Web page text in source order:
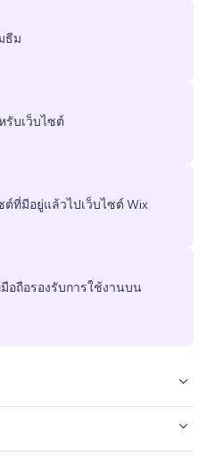
ธีม
บเว็บไซต์
ต์ที่มีอยู่แล้วไปเว็บไซต์ Wix
อถือรองรับการใช้งานบน